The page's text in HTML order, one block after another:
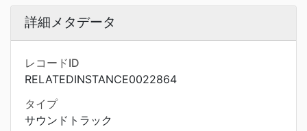
詳細メタデータ
レコードID
RELATEDINSTANCE0022864
タイプ
サウンドトラック